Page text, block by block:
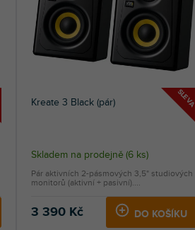
SLEVA
Kreate 3 Black (pár)
Průměrné
produktu
5,0
Skladem na prodejně (6 ks)
3 390 Kč DO KOŠÍKU
Pár aktivních 2-pásmových 3,5" studiových
monitorů (aktivní + pasivní)....